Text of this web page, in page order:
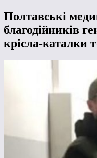
Полтавські
благодійників
крісла-каталки